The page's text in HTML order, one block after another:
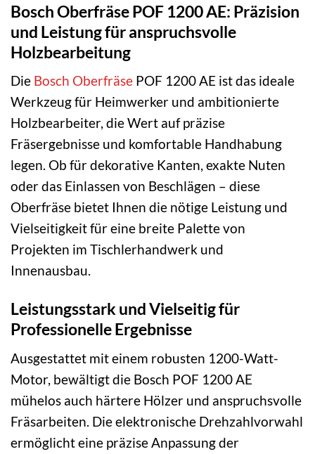
Bosch Oberfräse POF 1200 AE: Präzision
und Leistung für anspruchsvolle
Holzbearbeitung
Die Bosch Oberfräse POF 1200 AE ist das ideale
Werkzeug für Heimwerker und ambitionierte
Holzbearbeiter, die Wert auf präzise
Fräsergebnisse und komfortable Handhabung
legen. Ob für dekorative Kanten, exakte Nuten
oder das Einlassen von Beschlägen – diese
Oberfräse bietet Ihnen die nötige Leistung und
Vielseitigkeit für eine breite Palette von
Projekten im Tischlerhandwerk und
Innenausbau.
Leistungsstark und Vielseitig für
Professionelle Ergebnisse
Ausgestattet mit einem robusten 1200-Watt-
Motor, bewältigt die Bosch POF 1200 AE
mühelos auch härtere Hölzer und anspruchsvolle
Fräsarbeiten. Die elektronische Drehzahlvorwahl
ermöglicht eine präzise Anpassung der